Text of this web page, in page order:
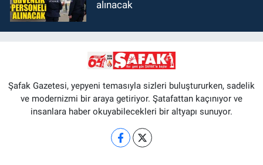
alınacak
Şafak Gazetesi, yepyeni temasıyla sizleri buluştururken, sadelik
ve modernizmi bir araya getiriyor. Şatafattan kaçınıyor ve
insanlara haber okuyabilecekleri bir altyapı sunuyor.